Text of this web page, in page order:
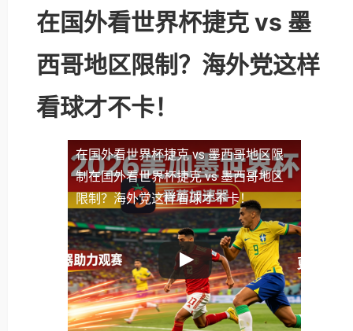
在国外看世界杯捷克 vs 墨
西哥地区限制？海外党这样
看球才不卡！
在国外看世界杯捷克 vs 墨西哥地区限
制在国外看世界杯捷克 vs 墨西哥地区
限制？海外党这样看球才不卡！